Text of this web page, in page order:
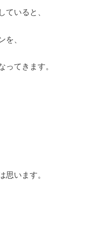
ていると、
を、
ってきます。
思います。